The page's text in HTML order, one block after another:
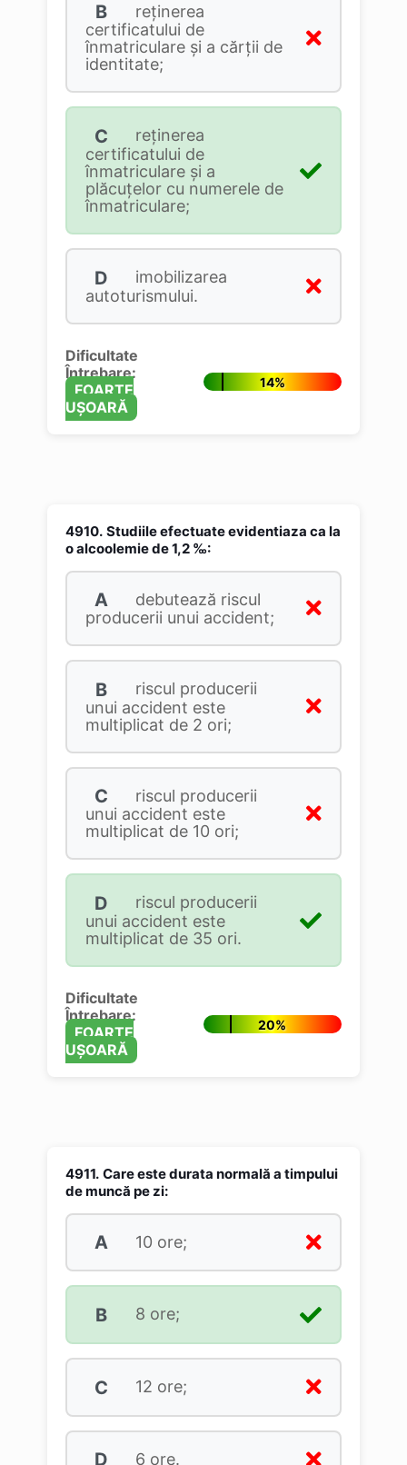
B
reţinerea
certificatului de
înmatriculare şi a cărţii de
identitate;
C
reţinerea
certificatului de
înmatriculare şi a
plăcuţelor cu numerele de
înmatriculare;
D
imobilizarea
autoturismului.
Dificultate
Întrebare:
FOARTE
UȘOARĂ
14%
4910. Studiile efectuate evidentiaza ca la
o alcoolemie de 1,2 ‰:
A
debutează riscul
producerii unui accident;
B
riscul producerii
unui accident este
multiplicat de 2 ori;
C
riscul producerii
unui accident este
multiplicat de 10 ori;
D
riscul producerii
unui accident este
multiplicat de 35 ori.
Dificultate
Întrebare:
FOARTE
UȘOARĂ
20%
4911. Care este durata normală a timpului
de muncă pe zi:
A 10 ore;
B 8 ore;
C 12 ore;
D 6 ore.